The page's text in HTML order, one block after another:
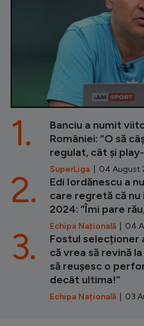
Banciu a numit
României: ”O să
regulat, cât și
SuperLiga | 04 August
1.
Edi Iordănescu a
care regretă că nu
2024: ”Îmi pare
Echipa Națională | 04
2.
Fostul selecționer
că vrea să revină
să reușesc o
decât ultima!”
Echipa Națională | 03
3.